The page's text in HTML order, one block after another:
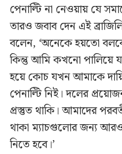
পেনাল্টি না নেওয়ায় যে
তারও জবাব দেন এই
বলেন, ‘অনেকে হয়তো
কিন্তু আমি কখনো পালিয়ে
হয়ে কোচ যখন আমাকে
পেনাল্টি নিই। দলের
প্রস্তুত থাকি। আমাদের
থাকা ম্যাচগুলোর জন্য আরও
নিতে হবে।’